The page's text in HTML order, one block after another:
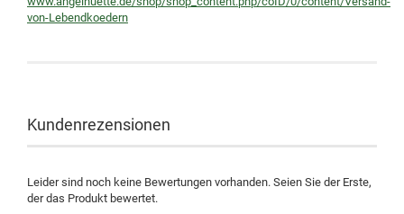
von-Lebendkoedern
Kundenrezensionen
Leider sind noch keine Bewertungen vorhanden. Seien Sie der Erste,
der das Produkt bewertet.